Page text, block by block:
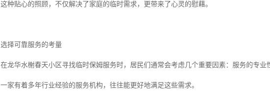
这种贴心的照顾，不仅解决了家庭的临时需求，更带来了心灵的慰藉。
选择可靠服务的考量
在龙华水榭春天小区寻找临时保姆服务时，居民们通常会考虑几个重要因素：服务的专
一家有着多年行业经验的服务机构，往往能更好地满足这些需求。